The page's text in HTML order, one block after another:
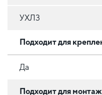
УХЛ3
Подходит для
Да
Подходит для